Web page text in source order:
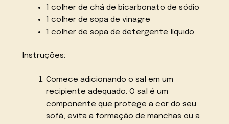
1 colher de chá de bicarbonato de sódio
1 colher de sopa de vinagre
1 colher de sopa de detergente líquido
Instruções:
Comece adicionando o sal em um
recipiente adequado. O sal é um
componente que protege a cor do seu
sofá, evita a formação de manchas ou a